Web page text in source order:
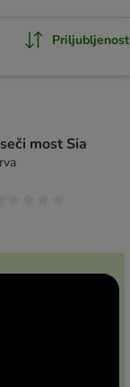
Priljubljenost
most Sia